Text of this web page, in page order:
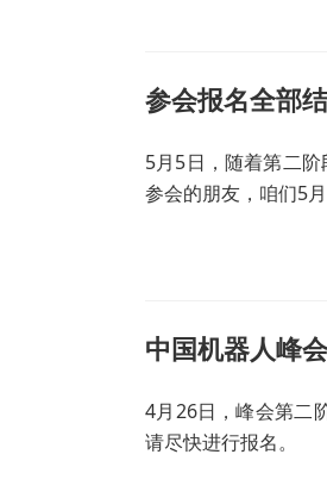
参会报名全部
5月5日，随着第二
参会的朋友，咱们5
中国机器人峰
4月26日，峰会第二
请尽快进行报名。